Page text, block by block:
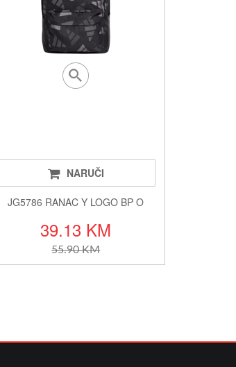
NARUČI
JG5786 RANAC Y LOGO BP O
39.13 KM
55.90 KM